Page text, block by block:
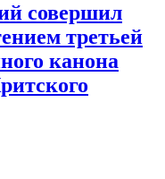
совершил
третьей
канона